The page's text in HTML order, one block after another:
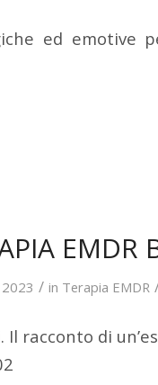
ed
EMDR
/ in Terapia EMDR
racconto di